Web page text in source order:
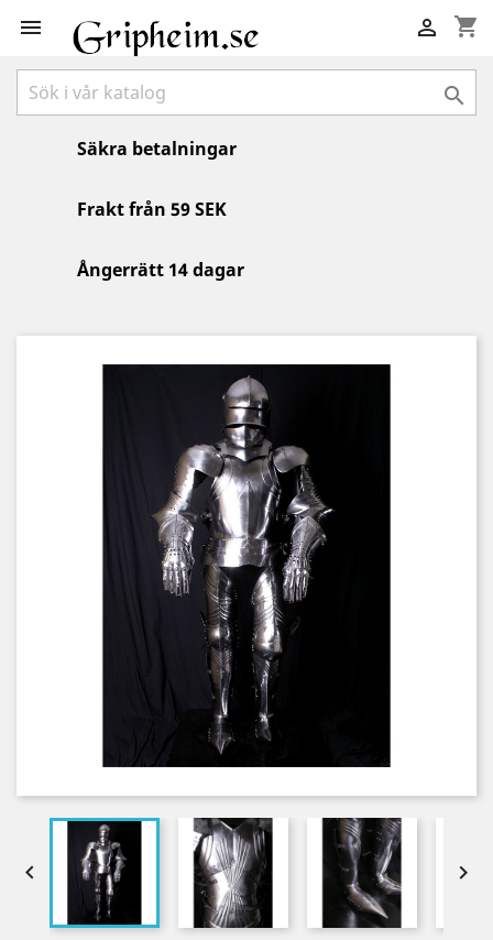
 shopping_cart


Säkra betalningar
Frakt från 59 SEK
Ångerrätt 14 dagar
 